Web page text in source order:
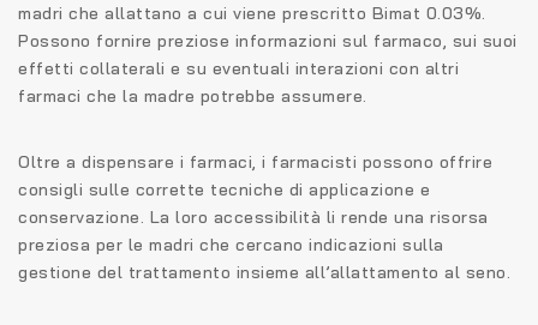
madri che allattano a cui viene prescritto Bimat 0.03%.
Possono fornire preziose informazioni sul farmaco, sui suoi
effetti collaterali e su eventuali interazioni con altri
farmaci che la madre potrebbe assumere.
Oltre a dispensare i farmaci, i farmacisti possono offrire
consigli sulle corrette tecniche di applicazione e
conservazione. La loro accessibilità li rende una risorsa
preziosa per le madri che cercano indicazioni sulla
gestione del trattamento insieme all’allattamento al seno.